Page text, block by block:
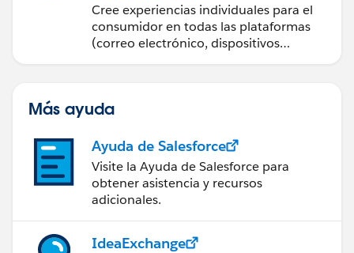
Cree experiencias individuales para el
consumidor en todas las plataformas
(correo electrónico, dispositivos
Más ayuda
Ayuda de Salesforce
Visite la Ayuda de Salesforce para
obtener asistencia y recursos
adicionales.
IdeaExchange